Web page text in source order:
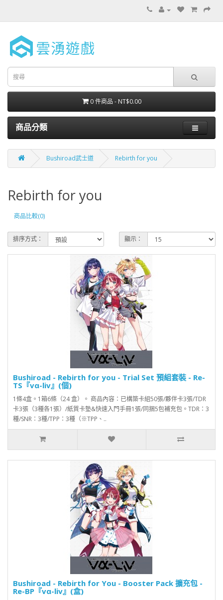
0 件商品 - NT$0.00
商品分類
Bushiroad武士道 Rebirth for you
Rebirth for you
商品比較(0)
排序方式： 顯示：
Bushiroad - Rebirth for you - Trial Set 預組套裝 - Re-
TS『vα-liv』(個)
1條4盒。1箱6條（24 盒）。 商品內容：已構築卡組50張/夥伴卡3張/TDR
卡3張（3種各1張）/紙質卡墊&快速入門手冊1張/同捆5包補充包。TDR：3
種/SNR：3種/TPP：3種（※TPP、..
Bushiroad - Rebirth for You - Booster Pack 擴充包 -
Re-BP『vα-liv』(盒)